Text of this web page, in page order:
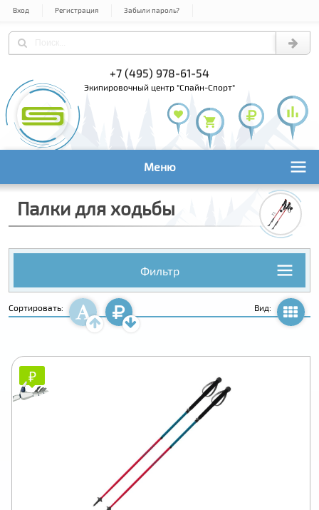
Вход Регистрация Забыли пароль?
+7 (495) 978-61-54
экипировочный центр "Спайн-Спорт"
Меню
Палки для ходьбы
Фильтр
Сортировать: Вид:
₽
₽